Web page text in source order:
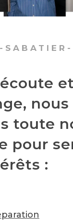
SABATIER-
et
nous
toute
pour
: